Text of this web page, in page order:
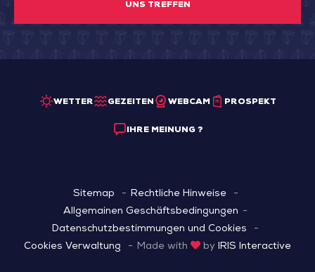
UNS TREFFEN
WETTER GEZEITEN WEBCAM PROSPEKT
IHRE MEINUNG ?
Sitemap
Rechtliche Hinweise
Allgemainen Geschäftsbedingungen
Datenschutzbestimmungen und Cookies
Cookies Verwaltung
Made with by IRIS Interactive